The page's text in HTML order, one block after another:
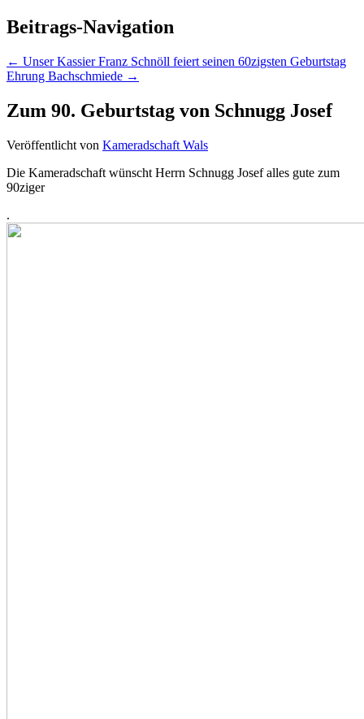
Beitrags-Navigation
← Unser Kassier Franz Schnöll feiert seinen 60zigsten Geburtstag
Ehrung Bachschmiede →
Zum 90. Geburtstag von Schnugg Josef
Veröffentlicht von Kameradschaft Wals
Die Kameradschaft wünscht Herrn Schnugg Josef alles gute zum
90ziger
.